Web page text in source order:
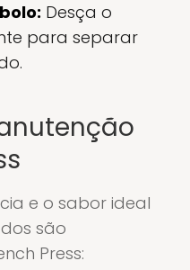
Desça o
para separar
e o sabor ideal
são
Press: